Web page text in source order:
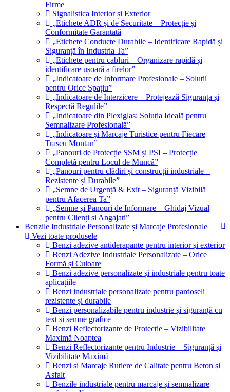
Firme
Signalistica Interior și Exterior
„Etichete ADR și de Securitate – Protecție și
Conformitate Garantată
„Etichete Conducte Durabile – Identificare Rapidă și
Siguranță în Industria Ta”
„Etichete pentru cabluri – Organizare rapidă și
identificare ușoară a firelor”
„Indicatoare de Informare Profesionale – Soluții
pentru Orice Spațiu”
„Indicatoare de Interzicere – Protejează Siguranța și
Respectă Regulile”
„Indicatoare din Plexiglas: Soluția Ideală pentru
Semnalizare Profesională”
„Indicatoare și Marcaje Turistice pentru Fiecare
Traseu Montan”
„Panouri de Protecție SSM și PSI – Protecție
Completă pentru Locul de Muncă”
„Panouri pentru clădiri și construcții industriale –
Rezistente și Durabile”
„Semne de Urgență & Exit – Siguranță Vizibilă
pentru Afacerea Ta”
„Semne și Panouri de Informare – Ghidaj Vizual
pentru Clienți și Angajați”
Benzile Industriale Personalizate și Marcaje Profesionale
Vezi toate produsele
Benzi adezive antiderapante pentru interior și exterior
Benzi Adezive Industriale Personalizate – Orice
Formă și Culoare
Benzi adezive personalizate și industriale pentru toate
aplicațiile
Benzi industriale personalizate pentru pardoseli
rezistente și durabile
Benzi personalizabile pentru industrie și siguranță cu
text și semne grafice
Benzi Reflectorizante de Protecție – Vizibilitate
Maximă Noaptea
Benzi Reflectorizante pentru Industrie – Siguranță și
Vizibilitate Maximă
Benzi și Marcaje Rutiere de Calitate pentru Beton și
Asfalt
Benzile industriale pentru marcaje și semnalizare